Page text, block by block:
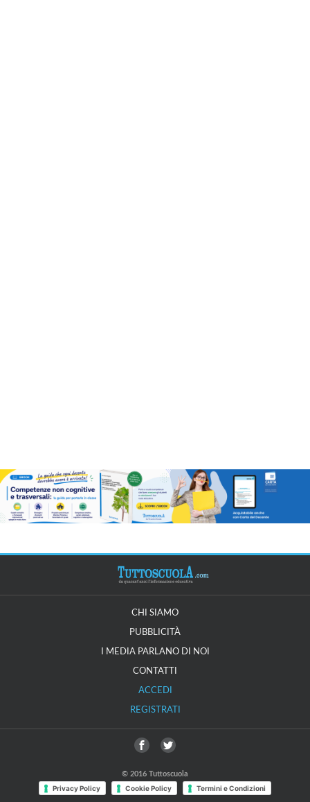
CHI SIAMO
PUBBLICITÀ
I MEDIA PARLANO DI NOI
CONTATTI
ACCEDI
REGISTRATI
© 2016 Tuttoscuola
Privacy Policy Cookie Policy Termini e Condizioni